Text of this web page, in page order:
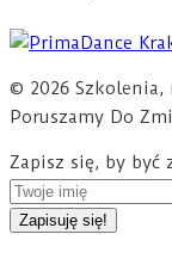
© 2026 Szkolenia,
Poruszamy Do
Zapisz się, by być